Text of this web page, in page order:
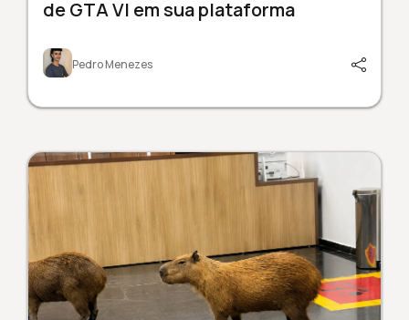
de GTA VI em sua plataforma
Pedro Menezes